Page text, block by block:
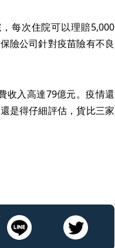
每次住院可以理賠5,000
險公司針對疫苗險有不良
收入高達79億元。疫情還
是得仔細評估，貨比三家